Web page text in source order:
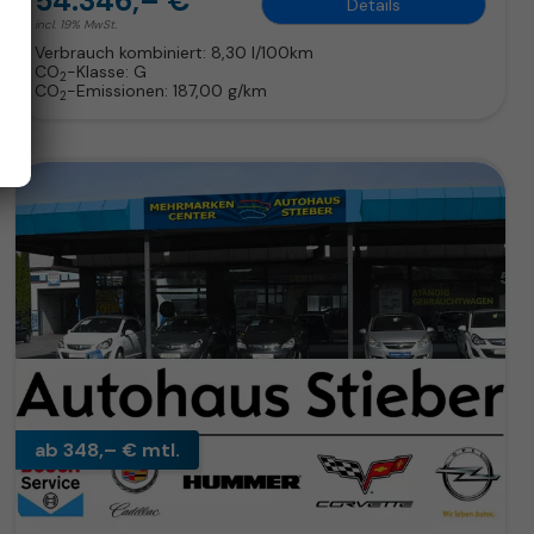
incl. 19% MwSt.
Details
Verbrauch kombiniert: 8,30 l/100km
CO2-Klasse: G
CO2-Emissionen:187,00 g/km
ab 348,– € mtl.